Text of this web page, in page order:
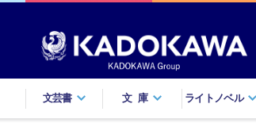
文芸書 文庫 ライトノベル